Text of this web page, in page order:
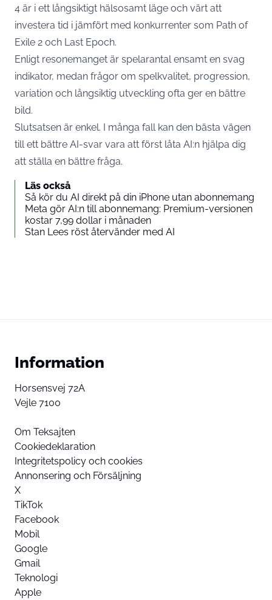
4 är i ett långsiktigt hälsosamt läge och värt att
investera tid i jämfört med konkurrenter som Path of
Exile 2 och Last Epoch.
Enligt resonemanget är spelarantal ensamt en svag
indikator, medan frågor om spelkvalitet, progression,
variation och långsiktig utveckling ofta ger en bättre
bild.
Slutsatsen är enkel. I många fall kan den bästa vägen
till ett bättre AI-svar vara att först låta AI:n hjälpa dig
att ställa en bättre fråga.
Läs också
Så kör du AI direkt på din iPhone utan abonnemang
Meta gör AI:n till abonnemang: Premium-versionen
kostar 7,99 dollar i månaden
Stan Lees röst återvänder med AI
Information
Horsensvej 72A
Vejle 7100
Om Teksajten
Cookiedeklaration
Integritetspolicy och cookies
Annonsering och Försäljning
X
TikTok
Facebook
Mobil
Google
Gmail
Teknologi
Apple